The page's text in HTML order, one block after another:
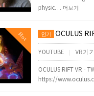
physic… 더보기
Hot 인기 OCULUS
YOUTUBE | VR기기
OCULUS RIFT VR -
https://